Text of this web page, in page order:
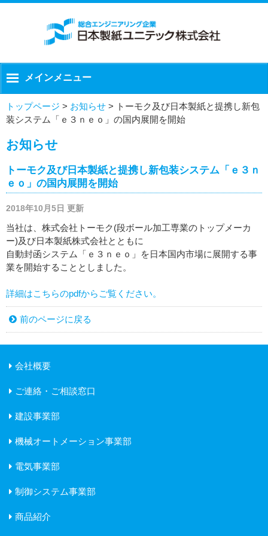
メインメニュー
トップページ > お知らせ > トーモク及び日本製紙と提携し新包
装システム「ｅ３ｎｅｏ」の国内展開を開始
お知らせ
トーモク及び日本製紙と提携し新包装システム「ｅ３ｎ
ｅｏ」の国内展開を開始
2018年10月5日 更新
当社は、株式会社トーモク(段ボール加工専業のトップメーカ
ー)及び日本製紙株式会社とともに
自動封函システム「ｅ３ｎｅｏ」を日本国内市場に展開する事
業を開始することとしました。
詳細はこちらのpdfからご覧ください。
前のページに戻る
会社概要
ご連絡・ご相談窓口
建設事業部
機械オートメーション事業部
電気事業部
制御システム事業部
商品紹介